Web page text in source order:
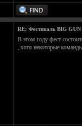
RE: Фестиваль BIG GUN
В этом году фест
, хотя некоторые